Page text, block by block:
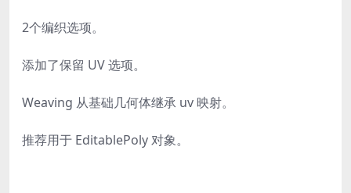
2个编织选项。
添加了保留 UV 选项。
Weaving 从基础几何体继承 uv 映射。
推荐用于 EditablePoly 对象。